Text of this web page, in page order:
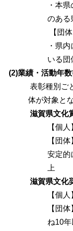
・本
のある
【団体
・県
いる団
(2)業績・活動年
表彰種別ご
体が対象と
滋賀県文化
【個
【団
安定的
上
滋賀県文化
【個
【団
ね10年